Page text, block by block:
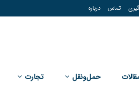
تماس درباره
حمل‌و‌نقل تجارت